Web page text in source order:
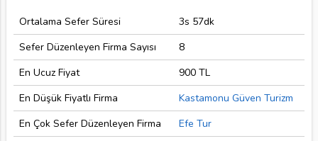
Ortalama Sefer Süresi
3s 57dk
Sefer Düzenleyen Firma Sayısı
8
En Ucuz Fiyat
900 TL
En Düşük Fiyatlı Firma
Kastamonu Güven Turizm
En Çok Sefer Düzenleyen Firma
Efe Tur